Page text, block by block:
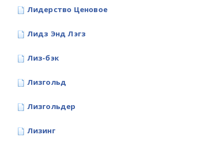
Лидерство Ценовое
Лидз Энд Лэгз
Лиз-бэк
Лизгольд
Лизгольдер
Лизинг